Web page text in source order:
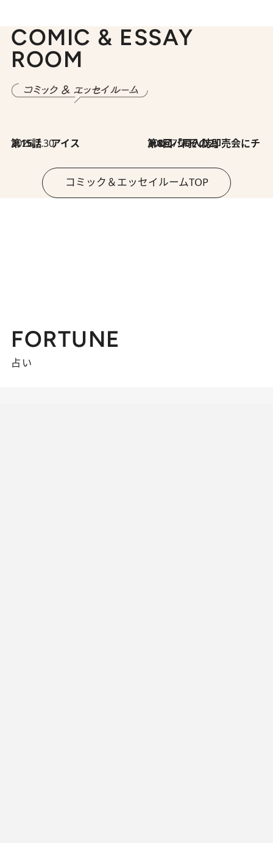
COMIC & ESSAY
ROOM
2026.7.30
第15話 アイス 2026.7.30
第8回「同人誌即売会にチャレンジ その2」
コミック＆エッセイルームTOP
FORTUNE
占い